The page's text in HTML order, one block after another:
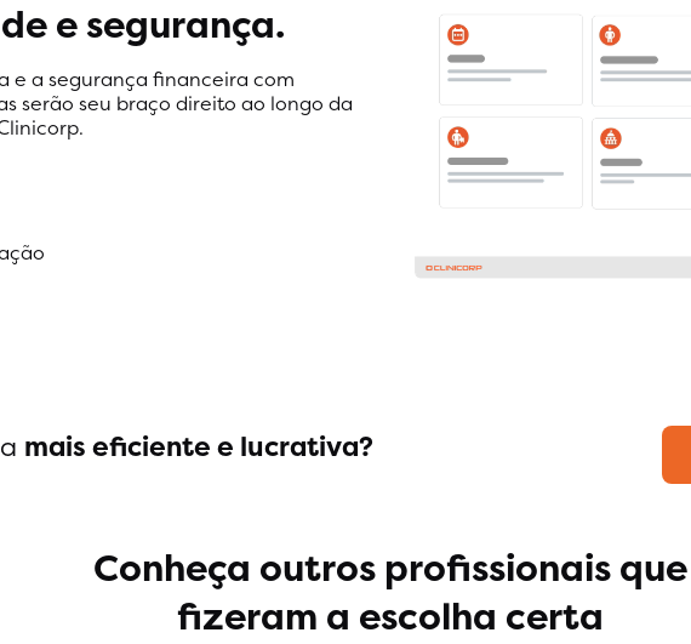
e segurança.
e a segurança financeira com
serão seu braço direito ao longo da
mais eficiente e lucrativa?
Conheça outros profissionais que
fizeram a escolha certa